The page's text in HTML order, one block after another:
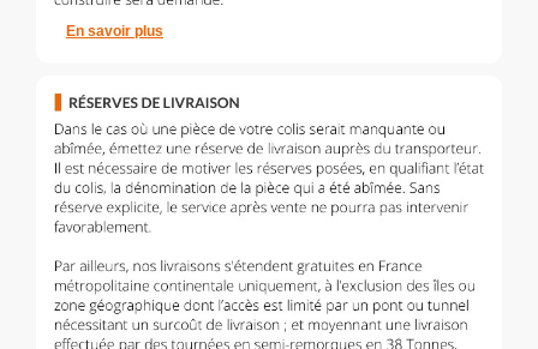
En savoir plus